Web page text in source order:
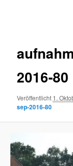
2016-80
Veröffentlicht 1.
sep-2016-80